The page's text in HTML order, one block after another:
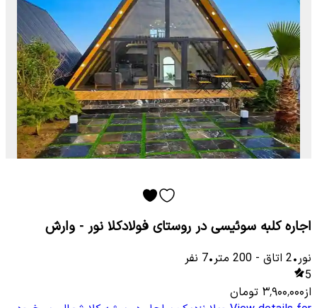
اجاره کلبه سوئیسی در روستای فولادکلا نور - وارش
نور•
2 اتاق -
200 متر•
7 نفر
5
از۳٬۹۰۰٬۰۰۰ تومان